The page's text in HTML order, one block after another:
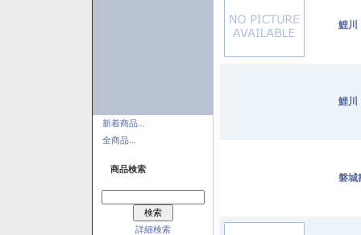
新着商品...
全商品...
商品検索
詳細検索
鯉
鯉
磐